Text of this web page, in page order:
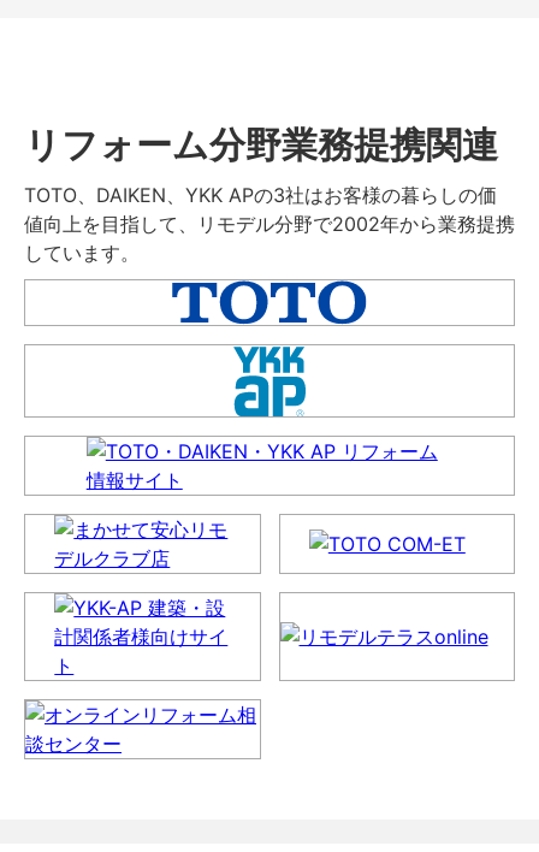
リフォーム分野業務提携関連
TOTO、DAIKEN、YKK APの3社はお客様の暮らしの価
値向上を目指して、リモデル分野で2002年から業務提携
しています。